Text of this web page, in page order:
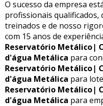
O sucesso da empresa
profissionais qualificados,
treinados e de nosso
com 15 anos de
Reservatório Metálico|
d'água Metálica para
Reservatório Metálico|
d'água Metálica para
Reservatório Metálico|
d'água Metálica para